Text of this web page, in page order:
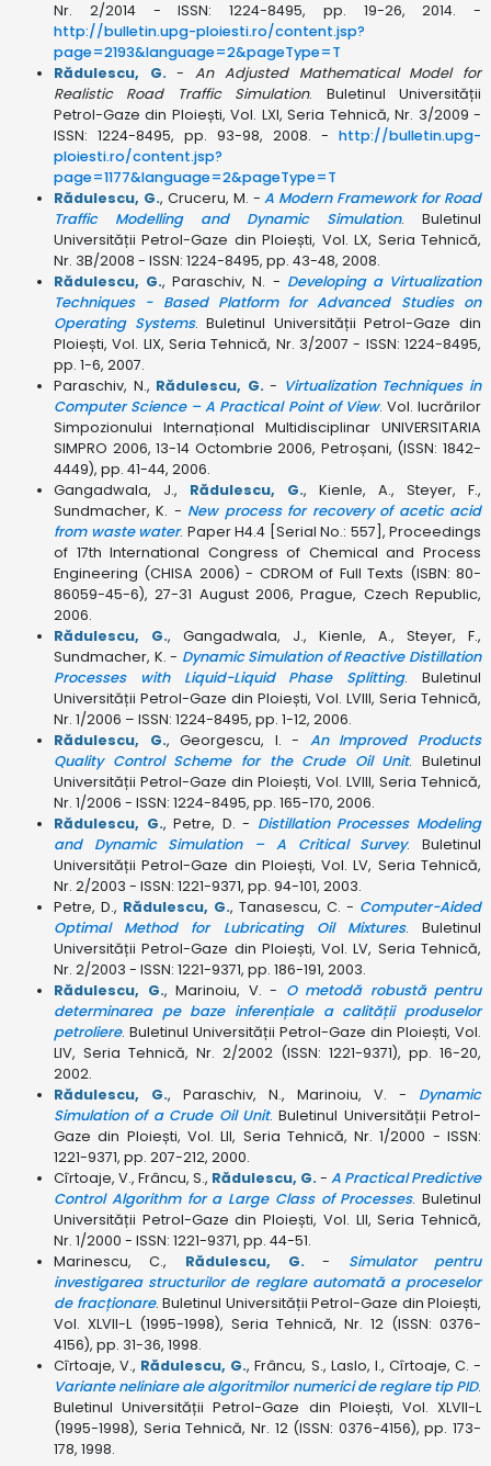
Nr. 2/2014 - ISSN: 1224-8495, pp. 19-26, 2014. -
http://bulletin.upg-ploiesti.ro/content.jsp?
page=2193&language=2&pageType=T
Rădulescu, G. -An Adjusted Mathematical Model for
Realistic Road Traffic Simulation. Buletinul Universității
Petrol-Gaze din Ploiești, Vol. LXI, Seria Tehnică, Nr. 3/2009 -
ISSN: 1224-8495, pp. 93-98, 2008. - http://bulletin.upg-
ploiesti.ro/content.jsp?
page=1177&language=2&pageType=T
Rădulescu, G., Cruceru, M. -A Modern Framework for Road
Traffic Modelling and Dynamic Simulation. Buletinul
Universității Petrol-Gaze din Ploiești, Vol. LX, Seria Tehnică,
Nr. 3B/2008 - ISSN: 1224-8495, pp. 43-48, 2008.
Rădulescu, G., Paraschiv, N. - Developing a Virtualization
Techniques - Based Platform for Advanced Studies on
Operating Systems. Buletinul Universității Petrol-Gaze din
Ploiești, Vol. LIX, Seria Tehnică, Nr. 3/2007 - ISSN: 1224-8495,
pp. 1-6, 2007.
Paraschiv, N., Rădulescu, G. - Virtualization Techniques in
Computer Science – A Practical Point of View. Vol. lucrărilor
Simpozionului Internațional Multidisciplinar UNIVERSITARIA
SIMPRO 2006, 13-14 Octombrie 2006, Petroșani, (ISSN: 1842-
4449), pp. 41-44, 2006.
Gangadwala, J., Rădulescu, G., Kienle, A., Steyer, F.,
Sundmacher, K. - New process for recovery of acetic acid
from waste water. Paper H4.4 [Serial No.: 557], Proceedings
of 17th International Congress of Chemical and Process
Engineering (CHISA 2006) - CDROM of Full Texts (ISBN: 80-
86059-45-6), 27-31 August 2006, Prague, Czech Republic,
2006.
Rădulescu, G., Gangadwala, J., Kienle, A., Steyer, F.,
Sundmacher, K. - Dynamic Simulation of Reactive Distillation
Processes with Liquid-Liquid Phase Splitting. Buletinul
Universității Petrol-Gaze din Ploiești, Vol. LVIII, Seria Tehnică,
Nr. 1/2006 – ISSN: 1224-8495, pp. 1-12, 2006.
Rădulescu, G., Georgescu, I. - An Improved Products
Quality Control Scheme for the Crude Oil Unit. Buletinul
Universității Petrol-Gaze din Ploiești, Vol. LVIII, Seria Tehnică,
Nr. 1/2006 - ISSN: 1224-8495, pp. 165-170, 2006.
Rădulescu, G., Petre, D. - Distillation Processes Modeling
and Dynamic Simulation – A Critical Survey. Buletinul
Universității Petrol-Gaze din Ploiești, Vol. LV, Seria Tehnică,
Nr. 2/2003 - ISSN: 1221-9371, pp. 94-101, 2003.
Petre, D., Rădulescu, G., Tanasescu, C. - Computer-Aided
Optimal Method for Lubricating Oil Mixtures. Buletinul
Universității Petrol-Gaze din Ploiești, Vol. LV, Seria Tehnică,
Nr. 2/2003 - ISSN: 1221-9371, pp. 186-191, 2003.
Rădulescu, G., Marinoiu, V. - O metodă robustă pentru
determinarea pe baze inferențiale a calității produselor
petroliere. Buletinul Universității Petrol-Gaze din Ploiești, Vol.
LIV, Seria Tehnică, Nr. 2/2002 (ISSN: 1221-9371), pp. 16-20,
2002.
Rădulescu, G., Paraschiv, N., Marinoiu, V. - Dynamic
Simulation of a Crude Oil Unit. Buletinul Universității Petrol-
Gaze din Ploiești, Vol. LII, Seria Tehnică, Nr. 1/2000 - ISSN:
1221-9371, pp. 207-212, 2000.
Cîrtoaje, V., Frâncu, S., Rădulescu, G. - A Practical Predictive
Control Algorithm for a Large Class of Processes. Buletinul
Universității Petrol-Gaze din Ploiești, Vol. LII, Seria Tehnică,
Nr. 1/2000 - ISSN: 1221-9371, pp. 44-51.
Marinescu, C., Rădulescu, G. - Simulator pentru
investigarea structurilor de reglare automată a proceselor
de fracționare. Buletinul Universității Petrol-Gaze din Ploiești,
Vol. XLVII-L (1995-1998), Seria Tehnică, Nr. 12 (ISSN: 0376-
4156), pp. 31-36, 1998.
Cîrtoaje, V., Rădulescu, G., Frâncu, S., Laslo, I., Cîrtoaje, C. -
Variante neliniare ale algoritmilor numerici de reglare tip PID.
Buletinul Universității Petrol-Gaze din Ploiești, Vol. XLVII-L
(1995-1998), Seria Tehnică, Nr. 12 (ISSN: 0376-4156), pp. 173-
178, 1998.